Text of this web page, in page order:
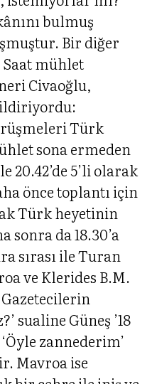
bulmuş
Bir diğer
Saat mühlet
Civaoğlu,
Türk
sona ermeden
20.42’de 5’li olarak
önce toplantı için
Türk heyetinin
sonra da 18.30’a
sırası ile Turan
ve Klerides B.M.
sualine Güneş ’18
zannederim’
Mavroa ise